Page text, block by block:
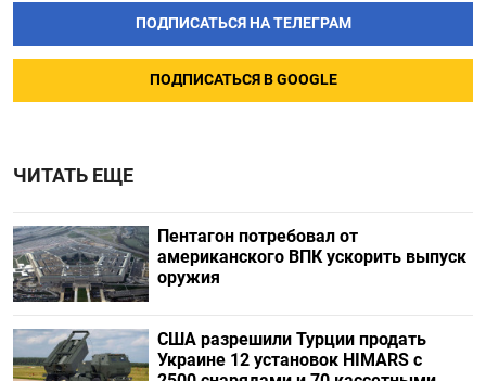
ПОДПИСАТЬСЯ НА ТЕЛЕГРАМ
ПОДПИСАТЬСЯ В GOOGLE
ЧИТАТЬ ЕЩЕ
Пентагон потребовал от
американского ВПК ускорить выпуск
оружия
США разрешили Турции продать
Украине 12 установок HIMARS с